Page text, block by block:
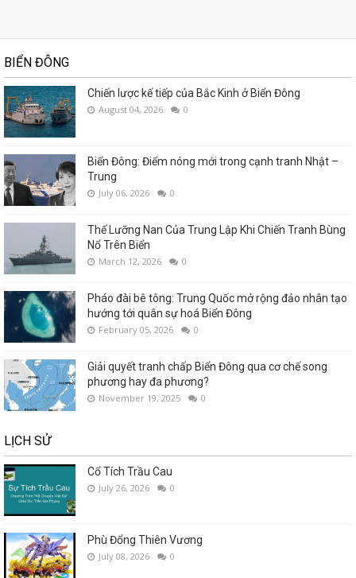
BIỂN ĐÔNG
Chiến lược kế tiếp của Bắc Kinh ở Biển Đông
August 04, 2026 0
Biển Đông: Điểm nóng mới trong cạnh tranh Nhật –
Trung
July 06, 2026 0
Thế Lưỡng Nan Của Trung Lập Khi Chiến Tranh Bùng
Nổ Trên Biển
March 12, 2026 0
Pháo đài bê tông: Trung Quốc mở rộng đảo nhân tạo
hướng tới quân sự hoá Biển Đông
February 05, 2026 0
Giải quyết tranh chấp Biển Đông qua cơ chế song
phương hay đa phương?
November 19, 2025 0
LỊCH SỬ
Cổ Tích Trầu Cau
July 26, 2026 0
Phù Đổng Thiên Vương
July 08, 2026 0